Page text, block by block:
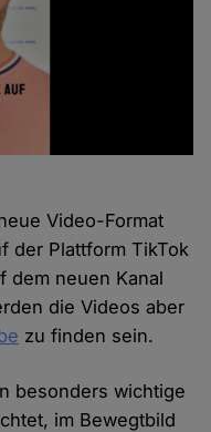
Video-Format
der Plattform TikTok
dem neuen Kanal
die Videos aber
zu finden sein.
besonders wichtige
im Bewegtbild